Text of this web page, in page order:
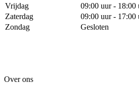
Vrijdag
09:00 uur - 18:00
Zaterdag
09:00 uur - 17:00
Zondag
Gesloten
Over ons